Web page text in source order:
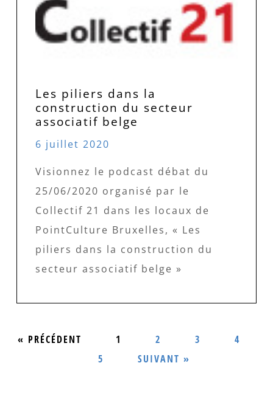
Les piliers dans la
construction du secteur
associatif belge
6 juillet 2020
Visionnez le podcast débat du
25/06/2020 organisé par le
Collectif 21 dans les locaux de
PointCulture Bruxelles, « Les
piliers dans la construction du
secteur associatif belge »
« PRÉCÉDENT 1 2 3
4
5
SUIVANT »